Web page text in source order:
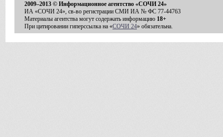
2009–2013 © Информационное агентство «СОЧИ 24»
ИА «СОЧИ 24», св-во регистрации СМИ ИА № ФС 77-44763
Материалы агентства могут содержать информацию 18+
При цитировании гиперссылка на «СОЧИ 24» обязательна.